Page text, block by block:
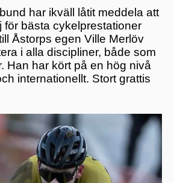
har ikväll låtit meddela att
för bästa cykelprestationer
Åstorps egen Ville Merlöv
i alla discipliner, både som
Han har kört på en hög nivå
internationellt. Stort grattis